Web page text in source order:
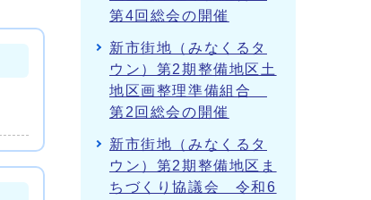
第4回総会の開催
新市街地（みなくるタ
ウン）第2期整備地区土
地区画整理準備組合
第2回総会の開催
新市街地（みなくるタ
ウン）第2期整備地区ま
ちづくり協議会 令和6